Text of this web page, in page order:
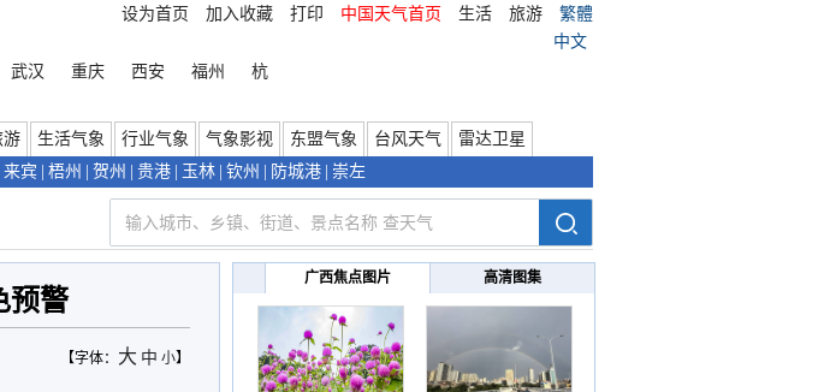
设为首页 加入收藏 打印 中国天气首页 生活 旅游
繁體
中文
武汉 重庆 西安 福州
杭
游 生活气象 行业气象 气象影视 东盟气象 台风天气
雷达卫星
来宾 梧州 贺州 贵港 玉林 钦州 防城港 崇左
预警
【字体： 大 中 小】
广西焦点图片 高清图集